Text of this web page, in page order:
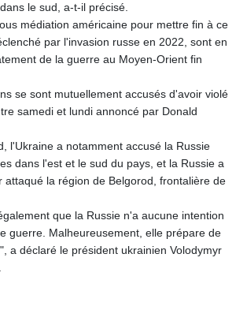
le sud, a-t-il précisé.
médiation américaine pour mettre fin à ce
par l'invasion russe en 2022, sont en
de la guerre au Moyen-Orient fin
se sont mutuellement accusés d'avoir violé
samedi et lundi annoncé par Donald
l'Ukraine a notamment accusé la Russie
dans l'est et le sud du pays, et la Russie a
attaqué la région de Belgorod, frontalière de
que la Russie n'a aucune intention
guerre. Malheureusement, elle prépare de
a déclaré le président ukrainien Volodymyr